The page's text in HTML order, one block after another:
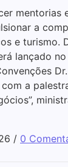
mentorias
a
e turismo.
lançado
a
/ 0